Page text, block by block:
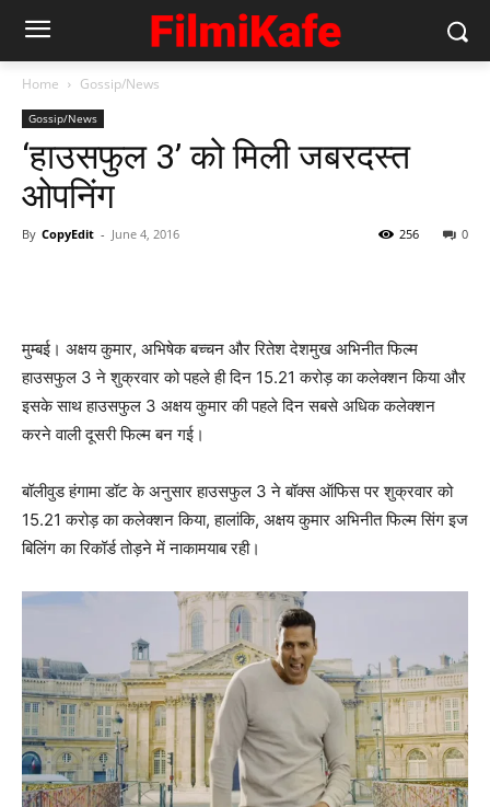
Home Gossip/News
Gossip/News
‘हाउसफुल 3’ को मिली जबरदस्‍त
ओपनिंग
By CopyEdit - June 4, 2016 0
256
मुम्‍बई। अक्षय कुमार, अभिषेक बच्‍चन और रितेश देशमुख अभिनीत फिल्‍म
हाउसफुल 3 ने शुक्रवार को पहले ही दिन 15.21 करोड़ का कलेक्‍शन किया और
इसके साथ हाउसफुल 3 अक्षय कुमार की पहले दिन सबसे अधिक कलेक्‍शन
करने वाली दूसरी फिल्‍म बन गई।
बॉलीवुड हंगामा डॉट के अनुसार हाउसफुल 3 ने बॉक्‍स ऑफिस पर शुक्रवार को
15.21 करोड़ का कलेक्‍शन किया, हालांकि, अक्षय कुमार अभिनीत फिल्‍म सिंग इज
बिलिंग का रिकॉर्ड तोड़ने में नाकामयाब रही।